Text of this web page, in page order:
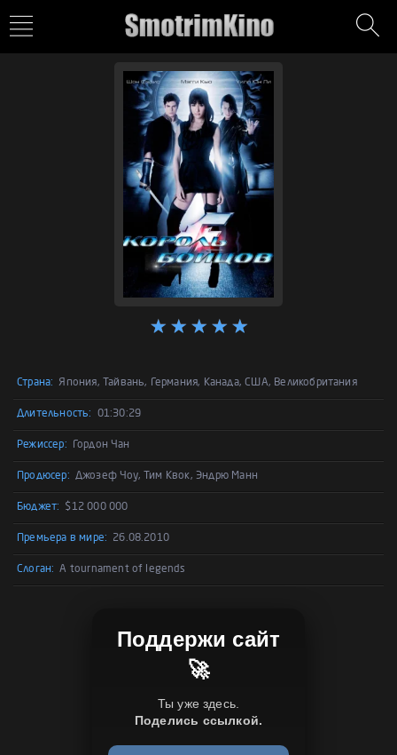
Страна: Япония, Тайвань, Германия, Канада, США, Великобритания
Длительность: 01:30:29
Режиссер: Гордон Чан
Продюсер: Джозеф Чоу, Тим Квок, Эндрю Манн
Бюджет: $12 000 000
Премьера в мире: 26.08.2010
Слоган: A tournament of legends
Поддержи сайт
🚀
Ты уже здесь.
Поделись ссылкой.